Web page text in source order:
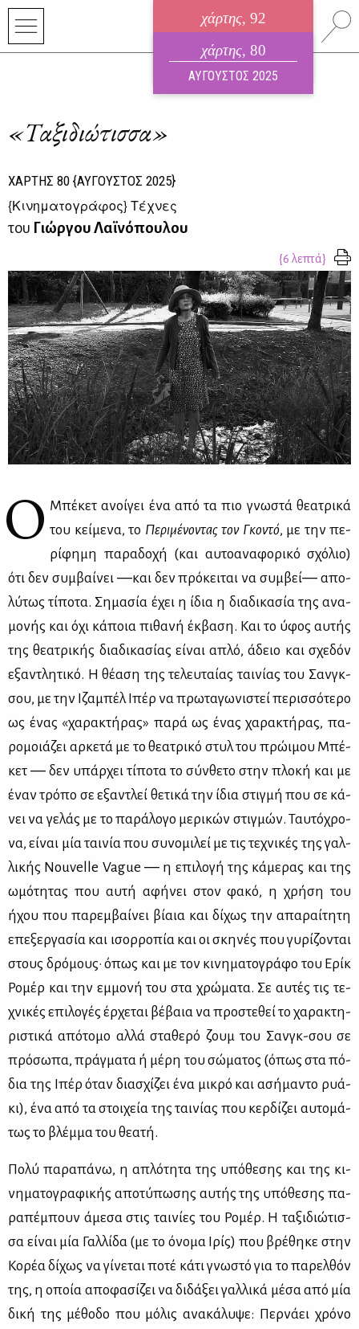
χάρτης, 92
ηλεκτρονικό περιοδικό
ΑΥΓΟΥΣΤΟΣ 2026
χάρτης, 80
ΑΥΓΟΥΣΤΟΣ 2025
«Ταξιδιώτισσα»
ΧΑΡΤΗΣ 80 {ΑΥΓΟΥΣΤΟΣ 2025}
{Κινηματογράφος} Τέχνες
του Γιώργου Λαϊνόπουλου
{6 λεπτά}
Ο Μπέ­κετ ανοί­γει ένα από τα πιο γνω­στά θε­α­τρι­κά
του κεί­με­να, το Πε­ρι­μέ­νο­ντας τον Γκο­ντό, με την πε­
ρί­φη­μη πα­ρα­δο­χή (και αυ­το­α­να­φο­ρι­κό σχό­λιο)
ότι δεν συμ­βαί­νει ―και δεν πρό­κει­ται να συμ­βεί― απο­
λύ­τως τί­πο­τα. Ση­μα­σία έχει η ίδια η δια­δι­κα­σία της ανα­
μο­νής και όχι κά­ποια πι­θα­νή έκ­βα­ση. Και το ύφος αυ­τής
της θε­α­τρι­κής δια­δι­κα­σί­ας εί­ναι απλό, άδειο και σχε­δόν
εξα­ντλη­τι­κό. Η θέ­α­ση της τε­λευ­ταί­ας ται­νί­ας του Σανγκ-
σου, με την Ιζα­μπέλ Ιπέρ να πρω­τα­γω­νι­στεί πε­ρισ­σό­τε­ρο
ως ένας «χα­ρα­κτή­ρας» πα­ρά ως ένας χα­ρα­κτή­ρας, πα­
ρο­μοιά­ζει αρ­κε­τά με το θε­α­τρι­κό στυλ του πρώ­ι­μου Μπέ­
κετ ― δεν υπάρ­χει τί­πο­τα το σύν­θε­το στην πλο­κή και με
έναν τρό­πο σε εξα­ντλεί θε­τι­κά την ίδια στιγ­μή που σε κά­
νει να γε­λάς με το πα­ρά­λο­γο με­ρι­κών στιγ­μών. Ταυ­τό­χρο­
να, εί­ναι μία ται­νία που συ­νο­μι­λεί με τις τε­χνι­κές της γαλ­
λι­κής Nouvelle Vague ― η επι­λο­γή της κά­με­ρας και της
ωμό­τη­τας που αυ­τή αφή­νει στον φα­κό, η χρή­ση του
ήχου που πα­ρεμ­βαί­νει βί­αια και δί­χως την απα­ραί­τη­τη
επε­ξερ­γα­σία και ισορ­ρο­πία και οι σκη­νές που γυ­ρί­ζο­νται
στους δρό­μους· όπως και με τον κι­νη­μα­το­γρά­φο του Ερίκ
Ρο­μέρ και την εμ­μο­νή του στα χρώ­μα­τα. Σε αυ­τές τις τε­
χνι­κές επι­λο­γές έρ­χε­ται βέ­βαια να προ­στε­θεί το χα­ρα­κτη­
ρι­στι­κά από­το­μο αλ­λά στα­θε­ρό ζουμ του Σανγκ-σου σε
πρό­σω­πα, πράγ­μα­τα ή μέ­ρη του σώ­μα­τος (όπως στα πό­
δια της Ιπέρ όταν δια­σχί­ζει ένα μι­κρό και ασή­μα­ντο ρυά­
κι), ένα από τα στοι­χεία της ται­νί­ας που κερ­δί­ζει αυ­το­μά­
τως το βλέμ­μα του θε­α­τή.
Πο­λύ πα­ρα­πά­νω, η απλό­τη­τα της υπό­θε­σης και της κι­
νη­μα­το­γρα­φι­κής απο­τύ­πω­σης αυ­τής της υπό­θε­σης πα­
ρα­πέ­μπουν άμε­σα στις ται­νί­ες του Ρο­μέρ. Η τα­ξι­διώ­τισ­
σα εί­ναι μία Γαλ­λί­δα (με το όνο­μα Ιρίς) που βρέ­θη­κε στην
Κο­ρέα δί­χως να γί­νε­ται πο­τέ κά­τι γνω­στό για το πα­ρελ­θόν
της, η οποία απο­φα­σί­ζει να δι­δά­ξει γαλ­λι­κά μέ­σα από μία
δι­κή της μέ­θο­δο που μό­λις ανα­κά­λυ­ψε: Περ­νά­ει χρό­νο